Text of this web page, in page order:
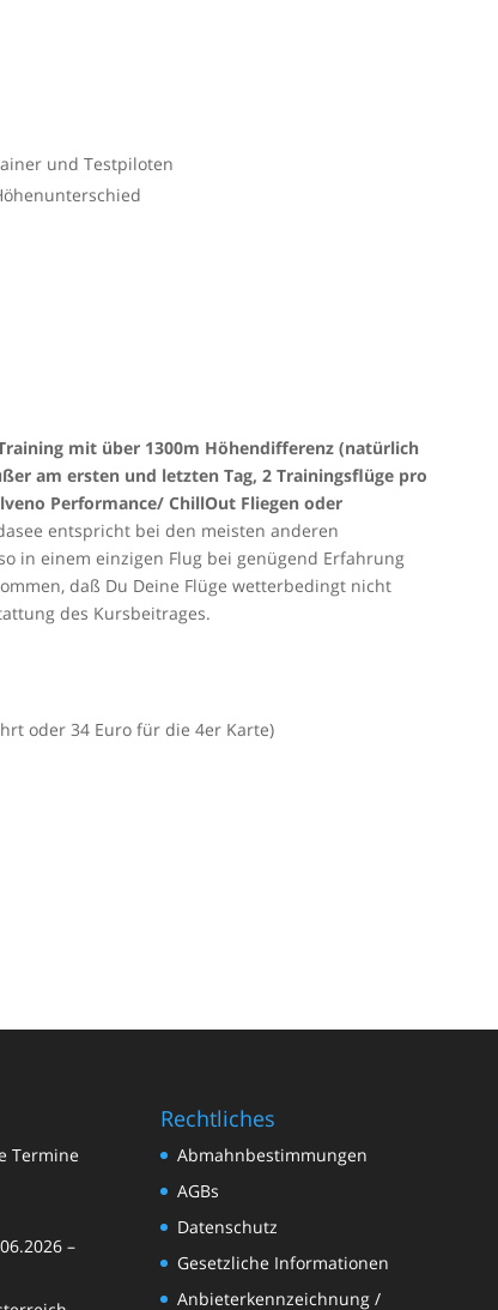
und Testpiloten
mit über 1300m Höhendifferenz (natürlich
am ersten und letzten Tag, 2 Trainingsflüge pro
Performance/ ChillOut Fliegen oder
entspricht bei den meisten anderen
in einem einzigen Flug bei genügend Erfahrung
daß Du Deine Flüge wetterbedingt nicht
des Kursbeitrages.
oder 34 Euro für die 4er Karte)
Termine
–
Rechtliches
Abmahnbestimmungen
AGBs
Datenschutz
Gesetzliche Informationen
Anbieterkennzeichnung /